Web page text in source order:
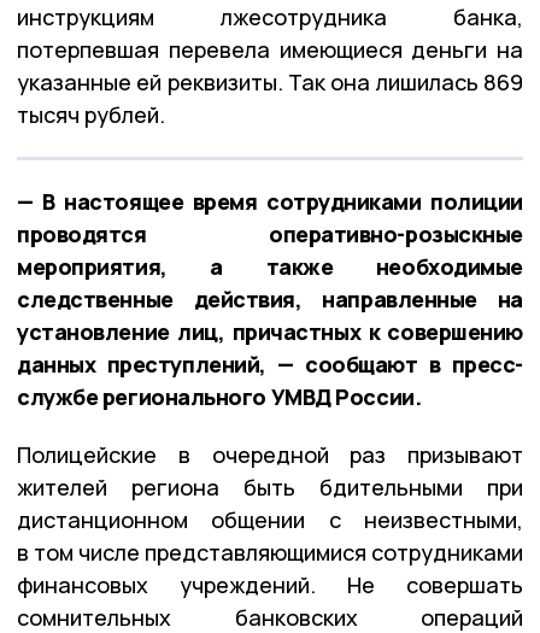
инструкциям лжесотрудника банка,
потерпевшая перевела имеющиеся деньги на
указанные ей реквизиты. Так она лишилась 869
тысяч рублей.
— В настоящее время сотрудниками полиции
проводятся оперативно-розыскные
мероприятия, а также необходимые
следственные действия, направленные на
установление лиц, причастных к совершению
данных преступлений, — сообщают в пресс-
службе регионального УМВД России.
Полицейские в очередной раз призывают
жителей региона быть бдительными при
дистанционном общении с неизвестными,
в том числе представляющимися сотрудниками
финансовых учреждений. Не совершать
сомнительных банковских операций